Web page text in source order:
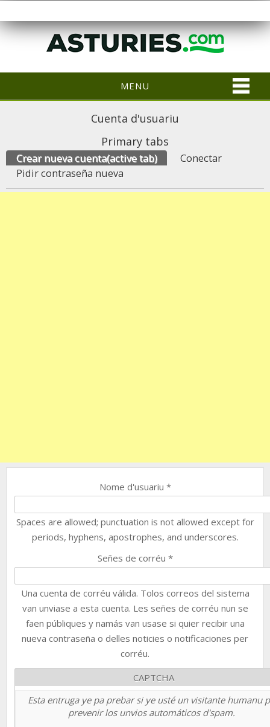
MENU
Cuenta d'usuariu
Primary tabs
Crear nueva cuenta(active tab)
Conectar
Pidir contraseña nueva
Nome d'usuariu *
Spaces are allowed; punctuation is not allowed except for
periods, hyphens, apostrophes, and underscores.
Señes de corréu *
Una cuenta de corréu válida. Tolos correos del sistema
van unviase a esta cuenta. Les señes de corréu nun se
faen públiques y namás van usase si quier recibir una
nueva contraseña o delles noticies o notificaciones per
corréu.
CAPTCHA
Esta entruga ye pa prebar si ye usté un visitante humanu
prevenir los unvios automáticos d'spam.